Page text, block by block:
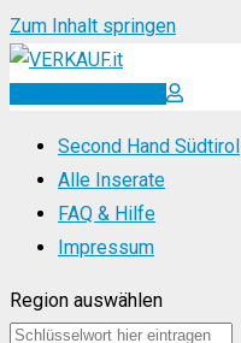
Zum Inhalt springen
Inserat erstellen
Second Hand Südtirol
Alle Inserate
FAQ & Hilfe
Impressum
Region auswählen